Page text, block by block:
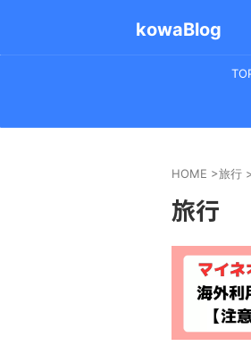
kowaBlog
HOME >旅行
旅行